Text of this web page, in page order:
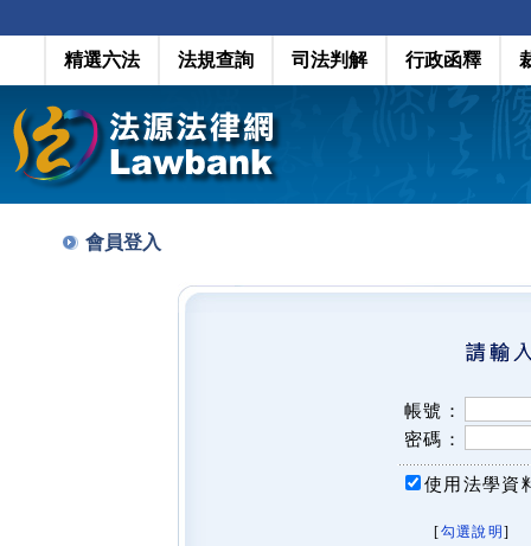
精選六法 法規查詢 司法判解 行政函釋
會員登入
帳號：
密碼：
使用法學資
[勾選說明 ]